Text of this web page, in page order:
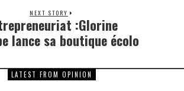
NEXT STORY
Next
post:
:Glorine
lance sa boutique écolo
LATEST FROM OPINION